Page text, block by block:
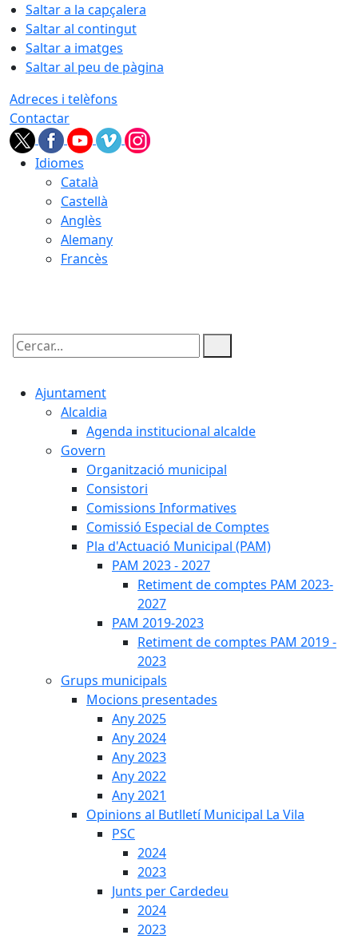
Saltar a la capçalera
Saltar al contingut
Saltar a imatges
Saltar al peu de pàgina
Adreces i telèfons
Contactar
Idiomes
Català
Castellà
Anglès
Alemany
Francès
Cercar:
Ajuntament
Alcaldia
Agenda institucional alcalde
Govern
Organització municipal
Consistori
Comissions Informatives
Comissió Especial de Comptes
Pla d'Actuació Municipal (PAM)
PAM 2023 - 2027
Retiment de comptes PAM 2023-
2027
PAM 2019-2023
Retiment de comptes PAM 2019 -
2023
Grups municipals
Mocions presentades
Any 2025
Any 2024
Any 2023
Any 2022
Any 2021
Opinions al Butlletí Municipal La Vila
PSC
2024
2023
Junts per Cardedeu
2024
2023